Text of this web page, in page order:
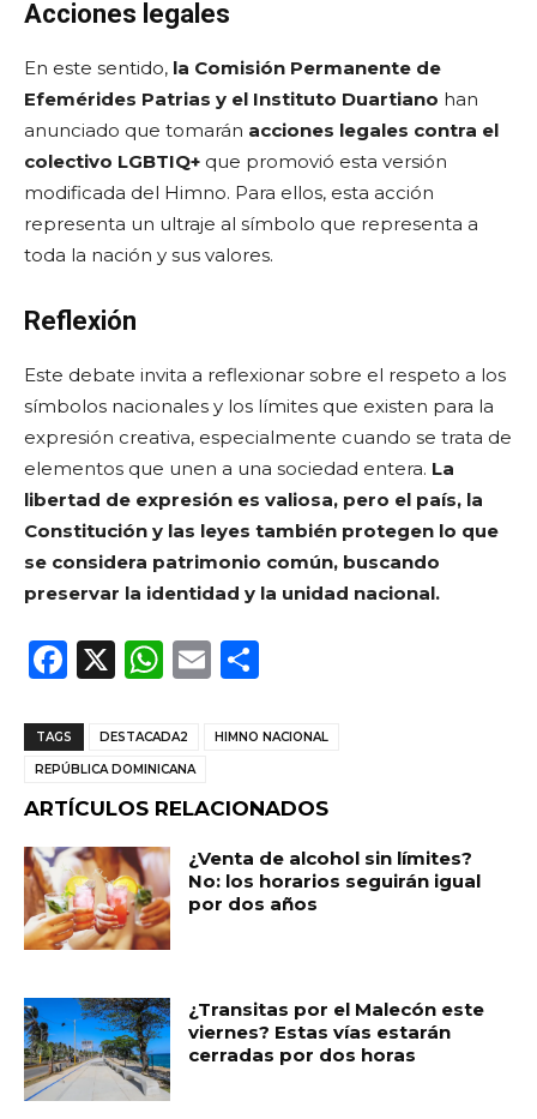
Acciones legales
En este sentido, la Comisión Permanente de
Efemérides Patrias y el Instituto Duartiano han
anunciado que tomarán acciones legales contra el
colectivo LGBTIQ+ que promovió esta versión
modificada del Himno. Para ellos, esta acción
representa un ultraje al símbolo que representa a
toda la nación y sus valores.
Reflexión
Este debate invita a reflexionar sobre el respeto a los
símbolos nacionales y los límites que existen para la
expresión creativa, especialmente cuando se trata de
elementos que unen a una sociedad entera. La
libertad de expresión es valiosa, pero el país, la
Constitución y las leyes también protegen lo que
se considera patrimonio común, buscando
preservar la identidad y la unidad nacional.
F
c
e
b
o
o
k
X
W
a
ts
A
p
p
E
ai m
ar
ti
r
TAGS DESTACADA2 HIMNO NACIONAL
REPÚBLICA DOMINICANA
ARTÍCULOS RELACIONADOS
¿Venta de alcohol sin límites?
No: los horarios seguirán igual
por dos años
¿Transitas por el Malecón este
viernes? Estas vías estarán
cerradas por dos horas